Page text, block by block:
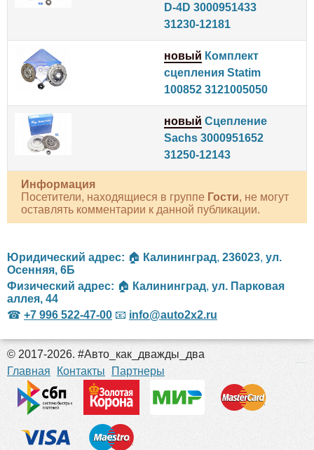
D-4D 3000951433
31230-12181
новый Комплект
сцепления Statim
100852 3121005050
новый Сцепление
Sachs 3000951652
31250-12143
Информация
Посетители, находящиеся в группе Гости, не могут
оставлять комментарии к данной публикации.
Юридический адрес: 🏠 Калининград, 236023, ул.
Осенняя, 6Б
Физический адрес: 🏠 Калининград, ул. Парковая
аллея, 44
☎ +7 996 522-47-00 📧 info@auto2x2.ru
© 2017-2026. #Авто_как_дважды_два
Главная
Контакты Партнеры